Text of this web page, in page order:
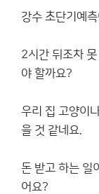
강수 초단기예
2시간 뒤조차
야 할까요?
우리 집 고양이
을 것 같네요.
돈 받고 하는 일
어요?